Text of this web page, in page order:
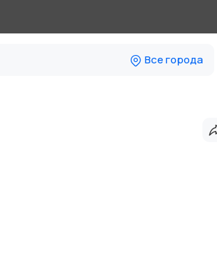
Все города